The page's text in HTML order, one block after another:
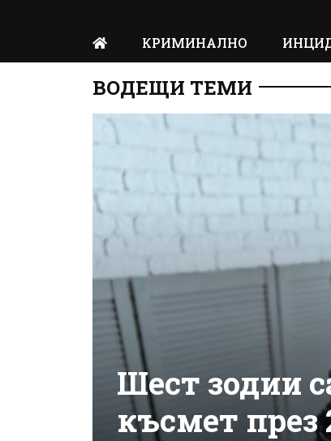
КРИМИНАЛНО
ВОДЕЩИ ТЕМИ
Шест зодии
късмет през